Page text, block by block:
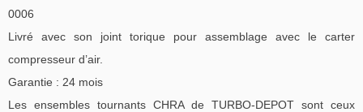
0006
Livré avec son joint torique pour assemblage avec le carter
compresseur d’air.
Garantie : 24 mois
Les ensembles tournants CHRA de TURBO-DEPOT sont ceux